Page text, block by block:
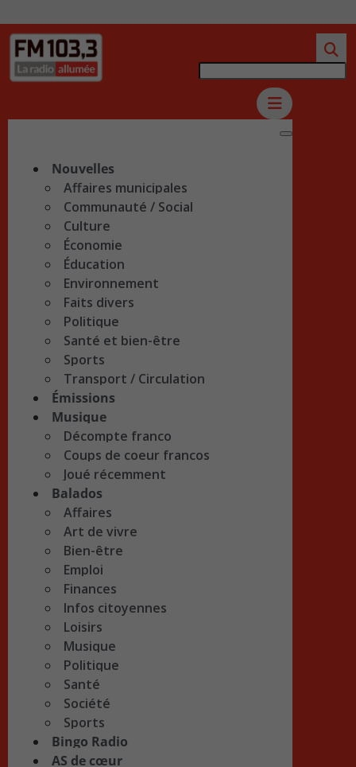
Nouvelles
Affaires municipales
Communauté / Social
Culture
Économie
Éducation
Environnement
Faits divers
Politique
Santé et bien-être
Sports
Transport / Circulation
Émissions
Musique
Décompte franco
Coups de coeur francos
Joué récemment
Balados
Affaires
Art de vivre
Bien-être
Emploi
Finances
Infos citoyennes
Loisirs
Musique
Politique
Santé
Société
Sports
Bingo Radio
AS de cœur